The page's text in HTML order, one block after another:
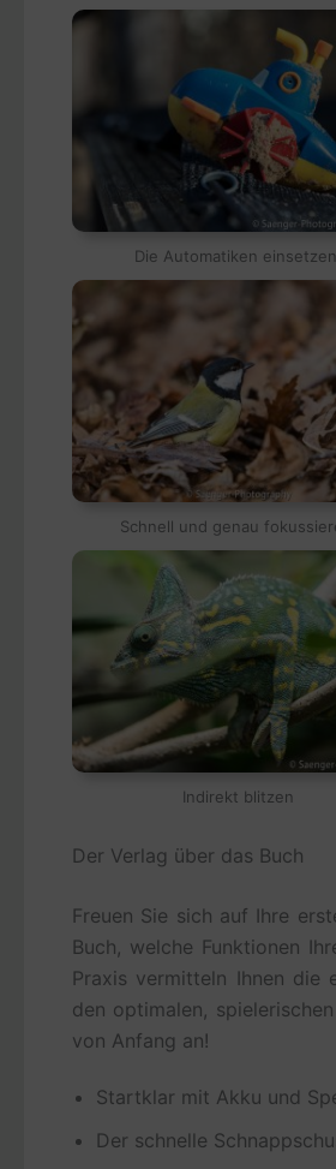
Die Automatiken einsetzen.
Schnell und genau
Indirekt blitzen
Der Verlag über das Buch
Freuen Sie sich auf Ihre
Buch, welche Funktionen
Praxis vermitteln Ihnen die
den optimalen,
von Anfang an!
Startklar mit Akku und
Der schnelle